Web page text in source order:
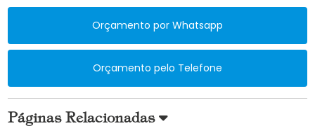
Orçamento por Whatsapp
Orçamento pelo Telefone
Páginas Relacionadas